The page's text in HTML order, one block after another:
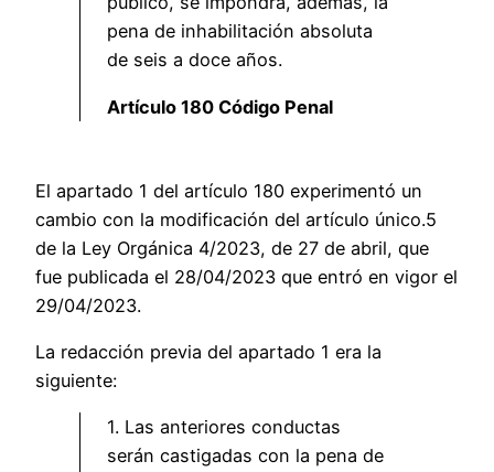
pena de inhabilitación absoluta
de seis a doce años.
Artículo 180 Código Penal
El apartado 1 del artículo 180 experimentó un
cambio con la modificación del artículo único.5
de la Ley Orgánica 4/2023, de 27 de abril, que
fue publicada el 28/04/2023 que entró en vigor el
29/04/2023.
La redacción previa del apartado 1 era la
siguiente:
1. Las anteriores conductas
serán castigadas con la pena de